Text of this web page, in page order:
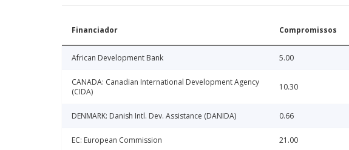
Financiador Compromissos
African Development Bank 5.00
CANADA: Canadian International Development Agency
(CIDA)
10.30
DENMARK: Danish Intl. Dev. Assistance (DANIDA) 0.66
EC: European Commission 21.00